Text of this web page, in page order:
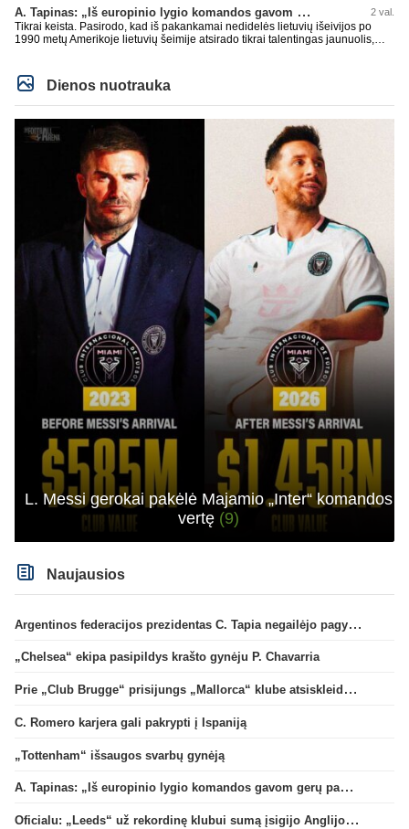
A. Tapinas: „Iš europinio lygio komandos gavom gerų pamokų“ 2 val.
Tikrai keista. Pasirodo, kad iš pakankamai nedidelės lietuvių išeivijos po
1990 metų Amerikoje lietuvių šeimije atsirado tikrai talentingas jaunuolis,
kovoje, dar ir antrame aukšte neblogai atrodantis, greitai priimantis
dažniausiai teisingus sprendimus, ir dar turintis neblogą greitį. O Lietuvoje
net tokie talentai ’uždera’ gal kartą per dešimtmetį ar du. Bet iš 1-2
aukštesnio lygio žaidėjų rimtos rinktinės nesulipdysi...
Dienos nuotrauka
L. Messi gerokai pakėlė Majamio „Inter“ komandos
vertę (9)
Naujausios
Argentinos federacijos prezidentas C. Tapia negailėjo pagyrų G. Infantino
„Chelsea“ ekipa pasipildys krašto gynėju P. Chavarria
Prie „Club Brugge“ prisijungs „Mallorca“ klube atsiskleidęs J. Virgili
C. Romero karjera gali pakrypti į Ispaniją
„Tottenham“ išsaugos svarbų gynėją
A. Tapinas: „Iš europinio lygio komandos gavom gerų pamokų“
Oficialu: „Leeds“ už rekordinę klubui sumą įsigijo Anglijos rinktinės vartininką